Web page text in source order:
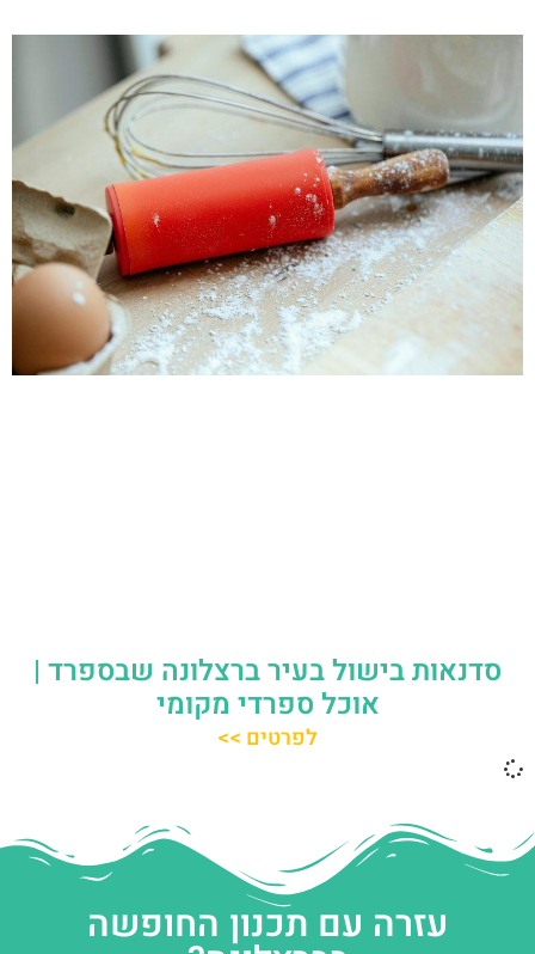
סדנאות בישול בעיר ברצלונה שבספרד |
אוכל ספרדי מקומי
לפרטים >>
עזרה עם תכנון החופשה